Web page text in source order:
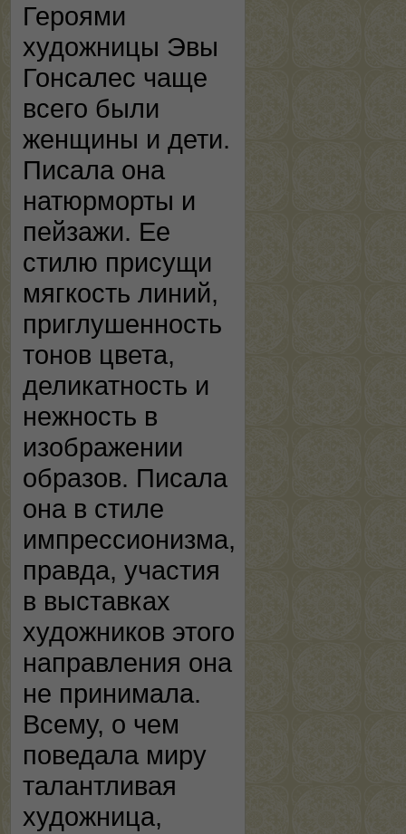
Героями
художницы Эвы
Гонсалес чаще
всего были
женщины и дети.
Писала она
натюрморты и
пейзажи. Ее
стилю присущи
мягкость линий,
приглушенность
тонов цвета,
деликатность и
нежность в
изображении
образов. Писала
она в стиле
импрессионизма,
правда, участия
в выставках
художников этого
направления она
не принимала.
Всему, о чем
поведала миру
талантливая
художница,